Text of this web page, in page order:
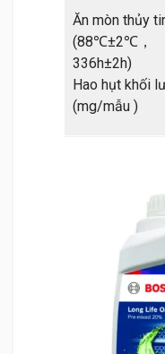
Ăn mòn thủy
(88℃±2℃，
336h±2h)
Hao hụt khối
(mg/mẫu )